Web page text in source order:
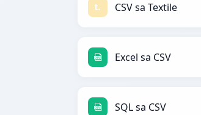
CSV sa Textile
Excel sa CSV
SQL sa CSV